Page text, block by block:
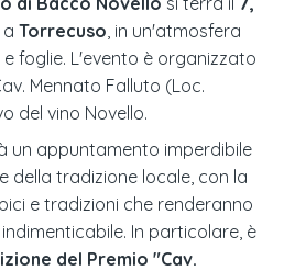
a Torrecuso , in un'atmosfera
foglie. L'evento è organizzato
Mennato Falluto (Loc.
del vino Novello.
un appuntamento imperdibile
della tradizione locale, con la
e tradizioni che renderanno
In particolare, è
del Premio "Cav.